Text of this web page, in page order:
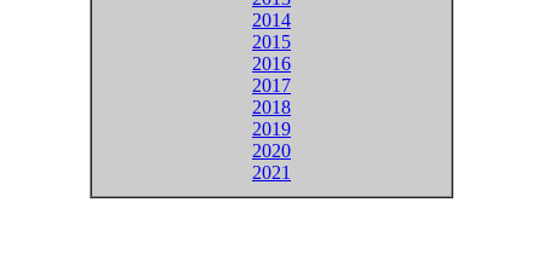
2014
2015
2016
2017
2018
2019
2020
2021